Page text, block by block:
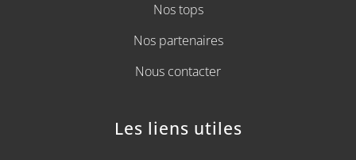
Nos tops
Nos partenaires
Nous contacter
Les liens utiles